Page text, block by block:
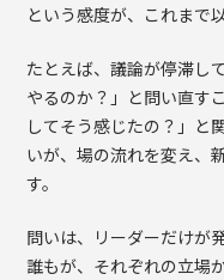
という感度が、これまで
たとえば、議論が停滞し
やるのか？」と問い直す
してそう感じたの？」と
いが、場の流れを変え、
す。
問いは、リーダーだけが
誰もが、それぞれの立場